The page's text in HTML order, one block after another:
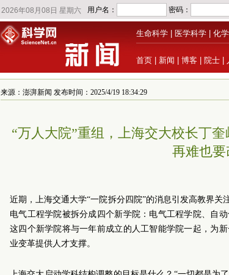
生命科学 医学科学 化
首页 新闻 博客 院士
来源：澎湃新闻 发布时间：2025/4/19 18:34:29
“万人大院”重组，上海交大校长丁
再难也要
近期，上海交通大学“一院拆分四院”的消息引发高教界
电气工程学院被拆分成四个新学院：电气工程学院、自
这四个新学院将与一年前成立的人工智能学院一起，为
业变革提供人才支撑。